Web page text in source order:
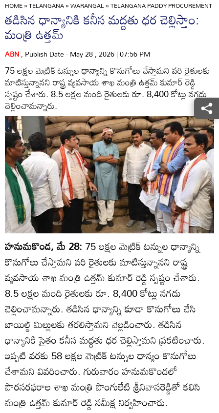
HOME»TELANGANA»WARANGAL»TELANGANA PADDY PROCUREMENT
తడిసిన ధాన్యానికి కనీస మద్దతు ధర చెల్లిస్తాం:
మంత్రి ఉత్తమ్
ABN, Publish Date - May 28 , 2026 | 07:56 PM
75 లక్షల మెట్రిక్ టన్నుల ధాన్యాన్ని కొనుగోలు చేస్తామని వరి రైతులకు
మాటిస్తున్నానని రాష్ట్ర వ్యవసాయ శాఖ మంత్రి ఉత్తమ్ కుమార్ రెడ్డి
స్పష్టం చేశారు. 8.5 లక్షల మంది రైతులకు రూ. 8,400 కోట్లు నగదు
చెల్లించామన్నారు.
హనుమకొండ, మే 28: 75 లక్షల మెట్రిక్ టన్నుల ధాన్యాన్ని
కొనుగోలు చేస్తామని వరి రైతులకు మాటిస్తున్నానని రాష్ట్ర
వ్యవసాయ శాఖ మంత్రి ఉత్తమ్ కుమార్ రెడ్డి స్పష్టం చేశారు.
8.5 లక్షల మంది రైతులకు రూ. 8,400 కోట్లు నగదు
చెల్లించామన్నారు. తడిసిన ధాన్యాన్ని కూడా కొనుగోలు చేసి
బాయిల్డ్ మిల్లులకు తరలిస్తామని వెల్లడించారు. తడిసిన
ధాన్యానికి సైతం కనీస మద్దతు ధర చెల్లిస్తామని ప్రకటించారు.
ఇప్పటి వరకు 58 లక్షల మెట్రిక్ టన్నుల ధాన్యం కొనుగోలు
చేశామని వివరించారు. గురువారం హనుమకొండలో
పౌరసరఫరాల శాఖ మంత్రి పొంగులేటి శ్రీనివాసరెడ్డితో కలిసి
మంత్రి ఉత్తమ్ కుమార్ రెడ్డి సమీక్ష నిర్వహించారు.